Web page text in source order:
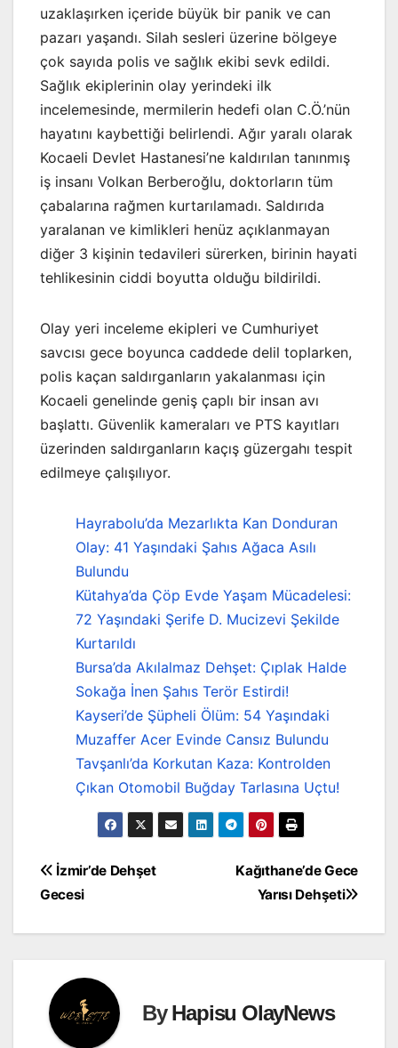
uzaklaşırken içeride büyük bir panik ve can
pazarı yaşandı. Silah sesleri üzerine bölgeye
çok sayıda polis ve sağlık ekibi sevk edildi.
Sağlık ekiplerinin olay yerindeki ilk
incelemesinde, mermilerin hedefi olan C.Ö.’nün
hayatını kaybettiği belirlendi. Ağır yaralı olarak
Kocaeli Devlet Hastanesi’ne kaldırılan tanınmış
iş insanı Volkan Berberoğlu, doktorların tüm
çabalarına rağmen kurtarılamadı. Saldırıda
yaralanan ve kimlikleri henüz açıklanmayan
diğer 3 kişinin tedavileri sürerken, birinin hayati
tehlikesinin ciddi boyutta olduğu bildirildi.
Olay yeri inceleme ekipleri ve Cumhuriyet
savcısı gece boyunca caddede delil toplarken,
polis kaçan saldırganların yakalanması için
Kocaeli genelinde geniş çaplı bir insan avı
başlattı. Güvenlik kameraları ve PTS kayıtları
üzerinden saldırganların kaçış güzergahı tespit
edilmeye çalışılıyor.
Hayrabolu’da Mezarlıkta Kan Donduran
Olay: 41 Yaşındaki Şahıs Ağaca Asılı
Bulundu
Kütahya’da Çöp Evde Yaşam Mücadelesi:
72 Yaşındaki Şerife D. Mucizevi Şekilde
Kurtarıldı
Bursa’da Akılalmaz Dehşet: Çıplak Halde
Sokağa İnen Şahıs Terör Estirdi!
Kayseri’de Şüpheli Ölüm: 54 Yaşındaki
Muzaffer Acer Evinde Cansız Bulundu
Tavşanlı’da Korkutan Kaza: Kontrolden
Çıkan Otomobil Buğday Tarlasına Uçtu!
Yazı
Kağıthane’de Gece
Yarısı Dehşeti
İzmir’de Dehşet
Gecesi
ByHapisu OlayNews